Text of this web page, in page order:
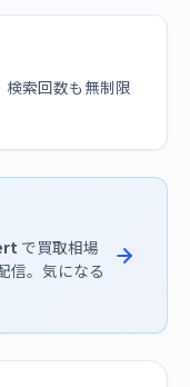
索回数も無制限
で買取相場
信。気になる